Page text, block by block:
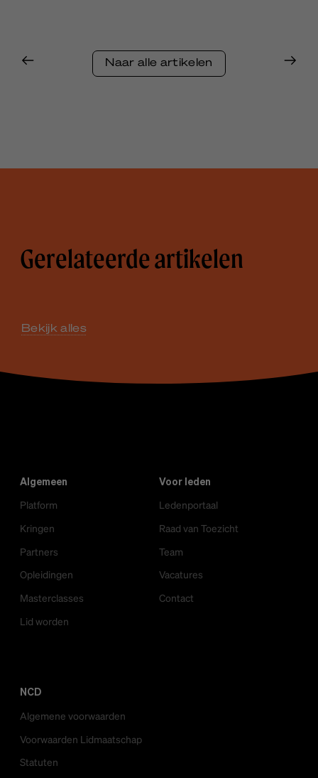
Naar alle artikelen
Gerelateerde artikelen
Bekijk alles
Algemeen
Platform
Kringen
Partners
Opleidingen
Masterclasses
Lid worden
Voor leden
Ledenportaal
Raad van Toezicht
Team
Vacatures
Contact
NCD
Algemene voorwaarden
Voorwaarden Lidmaatschap
Statuten